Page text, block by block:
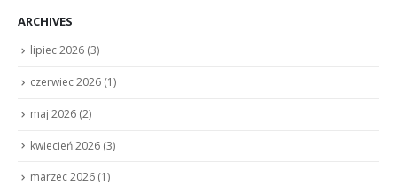
ARCHIVES
lipiec 2026 (3)
czerwiec 2026 (1)
maj 2026 (2)
kwiecień 2026 (3)
marzec 2026 (1)